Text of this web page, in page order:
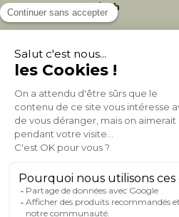
24/72h
À PROPOS DE MILIBOO
AIDE & CONTACT